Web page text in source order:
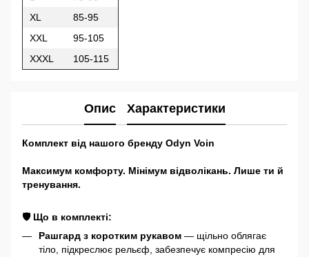
XL
85-95
XXL
95-105
XXXL
105-115
Опис Характеристики
Комплект від нашого бренду Odyn Voin
Максимум комфорту. Мінімум відволікань. Лише ти й
тренування.
🛡 Що в комплекті:
Рашгард з коротким рукавом — щільно облягає
тіло, підкреслює рельєф, забезпечує компресію для